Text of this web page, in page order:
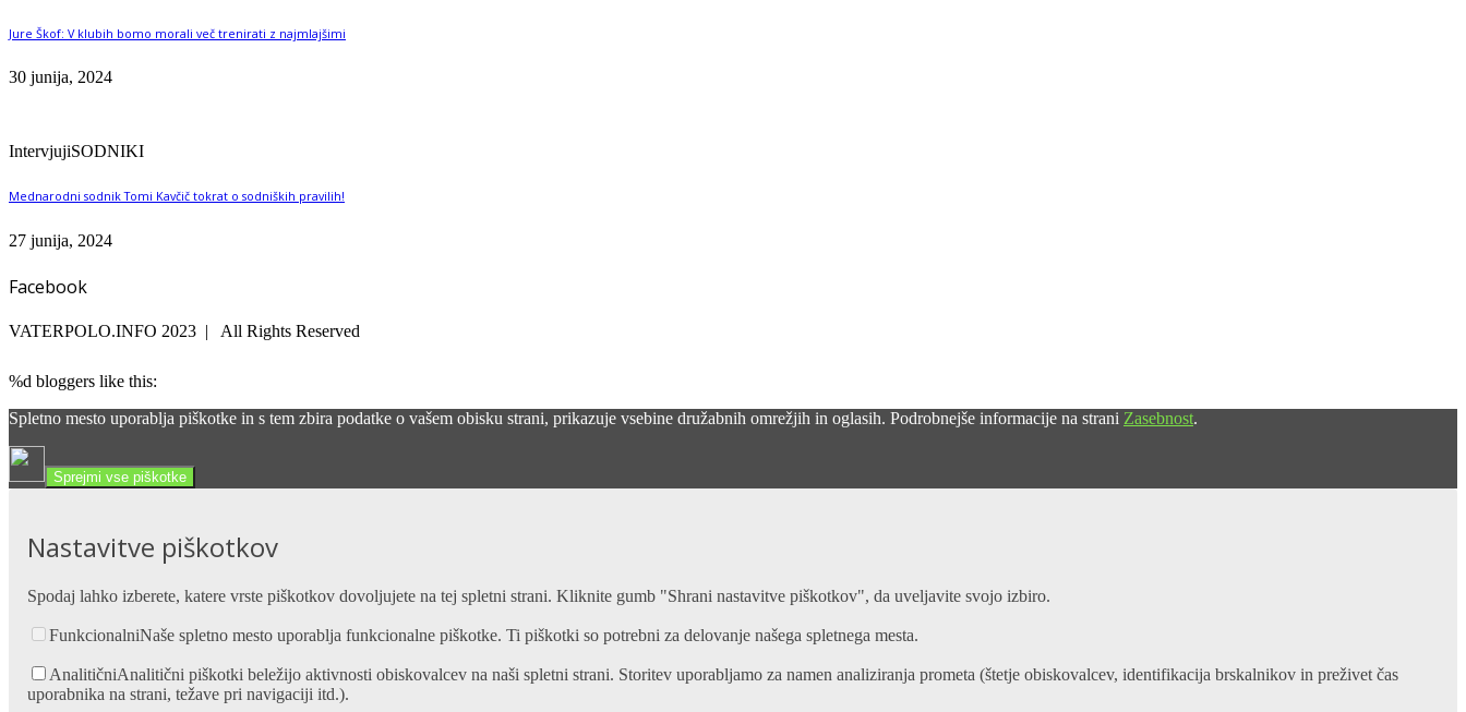
Jure Škof: V klubih bomo morali več trenirati z najmlajšimi
30 junija, 2024
IntervjujiSODNIKI
Mednarodni sodnik Tomi Kavčič tokrat o sodniških pravilih!
27 junija, 2024
Facebook
VATERPOLO.INFO 2023 | All Rights Reserved
%d bloggers like this:
Spletno mesto uporablja piškotke in s tem zbira podatke o vašem obisku strani, prikazuje vsebine družabnih omrežjih in oglasih. Podrobnejše informacije na strani Zasebnost.
Sprejmi vse piškotke
Nastavitve piškotkov
Spodaj lahko izberete, katere vrste piškotkov dovoljujete na tej spletni strani. Kliknite gumb "Shrani nastavitve piškotkov", da uveljavite svojo izbiro.
FunkcionalniNaše spletno mesto uporablja funkcionalne piškotke. Ti piškotki so potrebni za delovanje našega spletnega mesta.
AnalitičniAnalitični piškotki beležijo aktivnosti obiskovalcev na naši spletni strani. Storitev uporabljamo za namen analiziranja prometa (štetje obiskovalcev, identifikacija brskalnikov in preživet čas
uporabnika na strani, težave pri navigaciji itd.).